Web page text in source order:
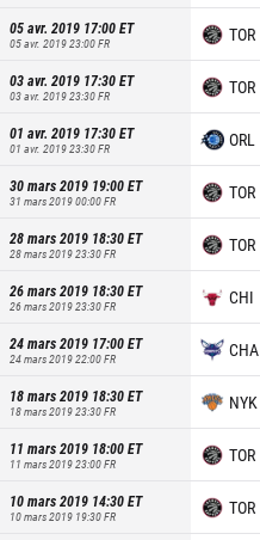
05 avr. 2019 17:00ET
05 avr. 2019 23:00FR TOR
03 avr. 2019 17:30ET
03 avr. 2019 23:30FR TOR
01 avr. 2019 17:30ET
01 avr. 2019 23:30FR ORL
30 mars 2019 19:00ET
31 mars 2019 00:00FR TOR
28 mars 2019 18:30ET
28 mars 2019 23:30FR TOR
26 mars 2019 18:30ET
26 mars 2019 23:30FR CHI
24 mars 2019 17:00ET
24 mars 2019 22:00FR CHA
18 mars 2019 18:30ET
18 mars 2019 23:30FR NYK
11 mars 2019 18:00ET
11 mars 2019 23:00FR TOR
10 mars 2019 14:30ET
10 mars 2019 19:30FR TOR